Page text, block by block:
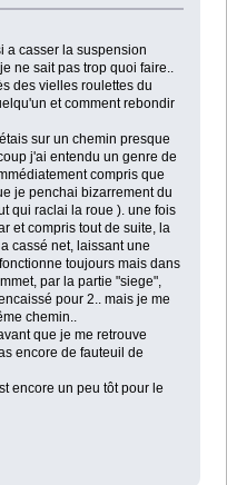
a casser la suspension
ne sait pas trop quoi faire..
des vielles roulettes du
et comment rebondir
sur un chemin presque
j'ai entendu un genre de
compris que
je penchai bizarrement du
qui raclai la roue ). une fois
et compris tout de suite, la
cassé net, laissant une
toujours mais dans
par la partie "siege",
pour 2.. mais je me
chemin..
que je me retrouve
encore de fauteuil de
encore un peu tôt pour le